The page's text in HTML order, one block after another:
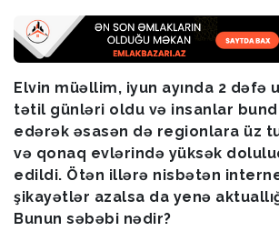
Elvin müəllim, iyun ayında 2 dəfə
tətil günləri oldu və insanlar
edərək əsasən də regionlara üz
və qonaq evlərində yüksək
edildi. Ötən illərə nisbətən
şikayətlər azalsa da yenə
Bunun səbəbi nədir?